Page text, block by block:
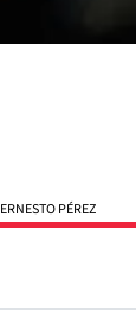
ERNESTO PÉREZ